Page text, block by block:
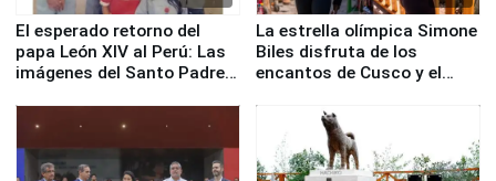
El esperado retorno del
papa León XIV al Perú: Las
imágenes del Santo Padre
La estrella olímpica Simone
Biles disfruta de los
encantos de Cusco y el